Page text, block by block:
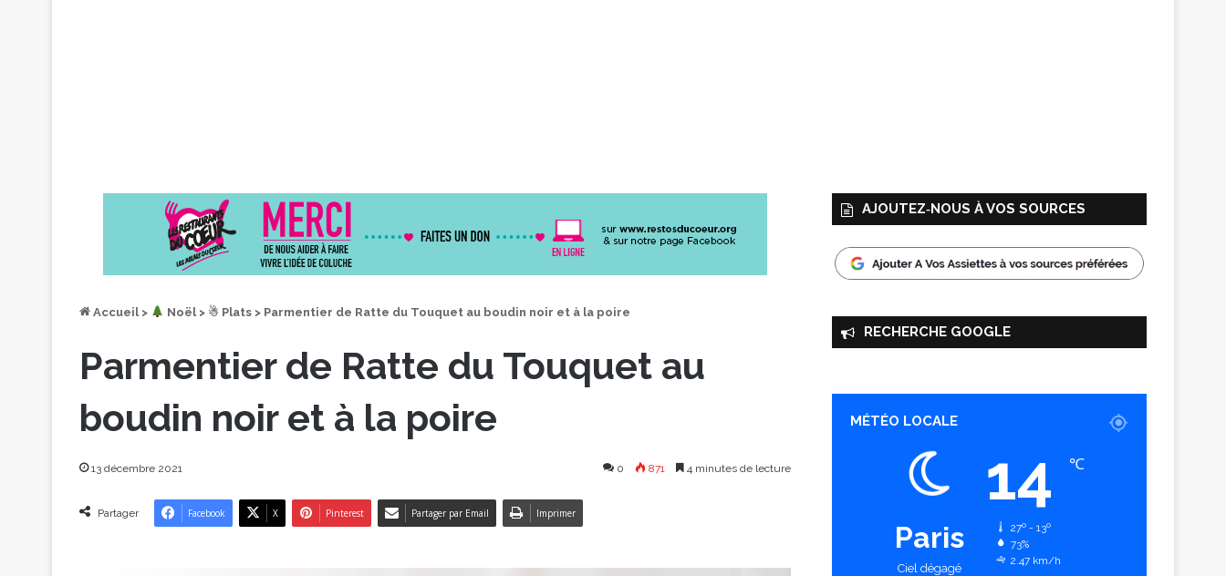
Accueil > ︎ Noël > ☃ Plats > Parmentier de Ratte du Touquet au boudin noir et à la poire
Parmentier de Ratte du Touquet au
boudin noir et à la poire
13 décembre 2021 0 871 4 minutes de lecture
Partager Facebook X Pinterest Partager par Email Imprimer
AJOUTEZ‑NOUS À VOS SOURCES
RECHERCHE GOOGLE
MÉTÉO LOCALE
Paris
Ciel dégagé
14 ℃
27º - 13º
73%
2.47 km/h